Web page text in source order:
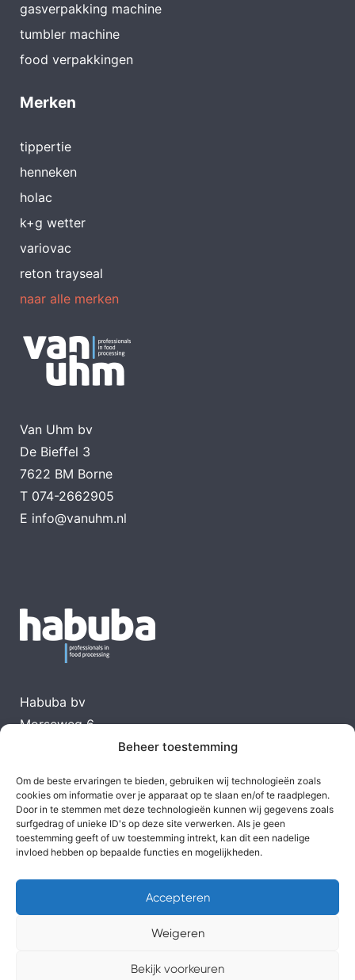
Beheer toestemming
Om de beste ervaringen te bieden, gebruiken wij technologieën zoals
cookies om informatie over je apparaat op te slaan en/of te raadplegen.
Door in te stemmen met deze technologieën kunnen wij gegevens zoals
surfgedrag of unieke ID's op deze site verwerken. Als je geen
toestemming geeft of uw toestemming intrekt, kan dit een nadelige
invloed hebben op bepaalde functies en mogelijkheden.
Accepteren
Weigeren
Bekijk voorkeuren
gasverpakking machine
tumbler machine
food verpakkingen
Merken
tippertie
henneken
holac
k+g wetter
variovac
reton trayseal
naar alle merken
Van Uhm bv
De Bieffel 3
7622 BM Borne
T 074-2662905
E info@vanuhm.nl
Habuba bv
Morseweg 6
1131 PK Volendam
Einfo@habuba.nl
Klik hier